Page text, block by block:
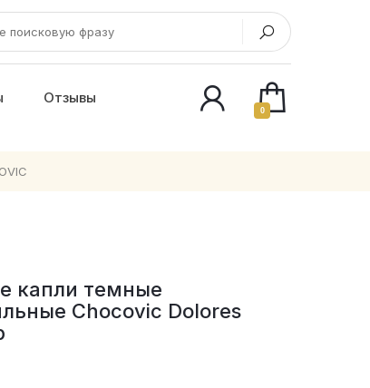
Отзывы
0
капли темные
Chocovic Dolores